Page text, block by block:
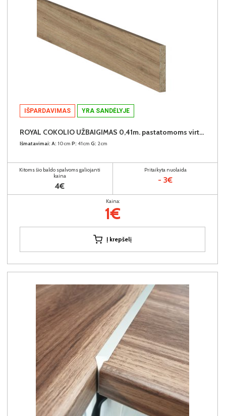
IŠPARDAVIMAS YRA SANDĖLYJE
ROYAL COKOLIO UŽBAIGIMAS 0,41m. pastatomoms virtuvės spintelėms (komplekte - 2vnt.) (Dab Dziki)
Išmatavimai: A: 10cm P: 41cm G: 2cm
Kitoms šio baldo spalvoms galiojanti
kaina
4€
Pritaikyta nuolaida
- 3€
Kaina:
1€
Į krepšelį